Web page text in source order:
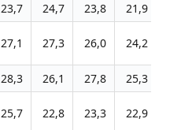
23,7 24,7 23,8 21,9
27,1 27,3 26,0 24,2
28,3 26,1 27,8 25,3
25,7 22,8 23,3 22,9